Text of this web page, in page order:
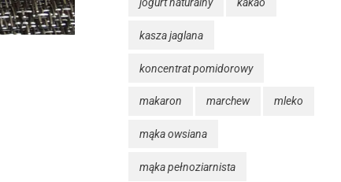
kasza jaglana
koncentrat pomidorowy
makaron marchew mleko
mąka owsiana
mąka pełnoziarnista